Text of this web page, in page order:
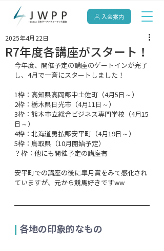
入会案内
R7年度各講座がスタート！
2025年4月22日
今年度、開催予定の講座のゲートインが完了
し、4月で一斉にスタートしました！
1枠：高知県高岡郡中土佐町（4月5日～）
2枠：栃木県日光市（4月11日～）
3枠：熊本市立総合ビジネス専門学校（4月15
日～）
4枠：北海道勇払郡安平町（4月19日～）
5枠：鳥取県（10月開始予定）
？枠：他にも開催予定の講座有
安平町での講座の後に皐月賞をみて感化され
ていますが、元から競馬好きですww
各地の印象的なもの